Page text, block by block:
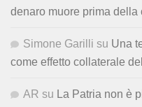
denaro muore prima
Simone Garilli su Una
come effetto collaterale
AR su La Patria non è